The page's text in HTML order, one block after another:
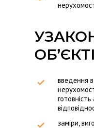
введення в
заміри,